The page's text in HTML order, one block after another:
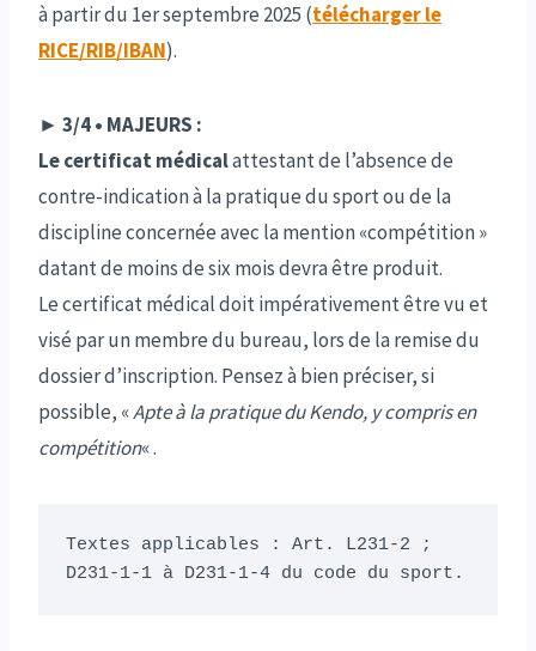
à partir du 1er septembre 2025 (télécharger le
RICE/RIB/IBAN).
► 3/4 • MAJEURS :
Le certificat médicalattestant de l’absence de
contre-indication à la pratique du sport ou de la
discipline concernée avec la mention «compétition »
datant de moins de six mois devra être produit.
Le certificat médical doit impérativement être vu et
visé par un membre du bureau, lors de la remise du
dossier d’inscription. Pensez à bien préciser, si
possible, «Apte à la pratique du Kendo, y compris en
compétition« .
Textes applicables : Art. L231-2 ;
D231-1-1 à D231-1-4 du code du sport.